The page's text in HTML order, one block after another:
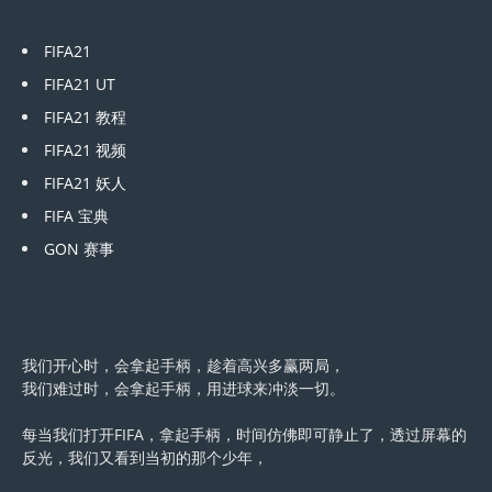
FIFA21
FIFA21 UT
FIFA21 教程
FIFA21 视频
FIFA21 妖人
FIFA 宝典
GON 赛事
我们开心时，会拿起手柄，趁着高兴多赢两局，
我们难过时，会拿起手柄，用进球来冲淡一切。
每当我们打开FIFA，拿起手柄，时间仿佛即可静止了，透过屏幕的
反光，我们又看到当初的那个少年，